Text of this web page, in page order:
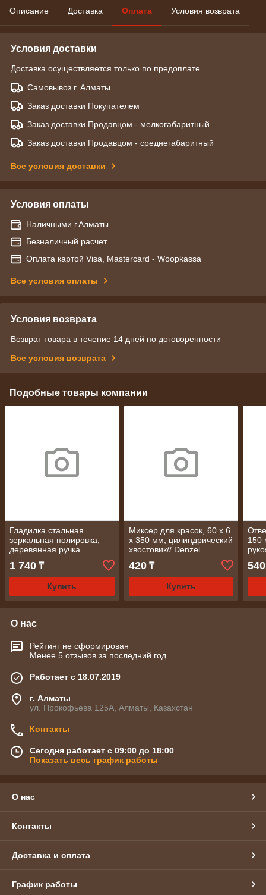
Описание Доставка Оплата Условия возврата
Условия доставки
Доставка осуществляется только по предоплате.
Самовывоз г. Алматы
Заказ доставки Покупателем
Заказ доставки Продавцом - мелкогабаритный
Заказ доставки Продавцом - среднегабаритный
Все условия доставки
Условия оплаты
Наличными г.Алматы
Безналичный расчет
Оплата картой Visa, Mastercard - Woopkassa
Все условия оплаты
Условия возврата
Возврат товара в течение 14 дней по договоренности
Все условия возврата
Подобные товары компании
Гладилка стальная
зеркальная полировка,
деревянная ручка
1 740 ₸
Купить
Миксер для красок, 60 х 6
х 350 мм, цилиндрический
хвостовик// Denzel
420₸
Купить
150
540
О нас
Рейтинг не сформирован
Менее 5 отзывов за последний год
Работает с 18.07.2019
г. Алматы
ул. Прокофьева 125А, Алматы, Казахстан
Контакты
Сегодня работает с 09:00 до 18:00
Показать весь график работы
О нас
Контакты
Доставка и оплата
График работы